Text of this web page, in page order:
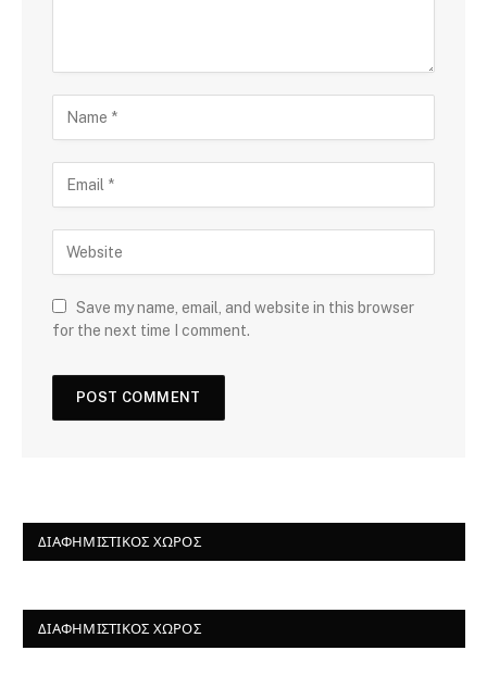
Save my name, email, and website in this browser
for the next time I comment.
ΔΙΑΦΗΜΙΣΤΙΚΌΣ ΧΏΡΟΣ
ΔΙΑΦΗΜΙΣΤΙΚΌΣ ΧΏΡΟΣ